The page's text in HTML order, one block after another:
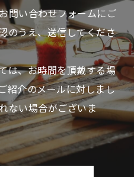
問い合わせフォームにご
のうえ、送信してくださ
は、お時間を頂戴する場
紹介のメールに対しまし
ない場合がございま